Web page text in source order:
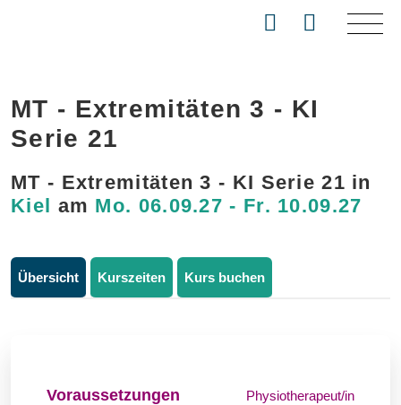
MT - Extremitäten 3 - KI
Serie 21
MT - Extremitäten 3 - KI Serie 21 in
Kiel am Mo. 06.09.27 - Fr. 10.09.27
Übersicht Kurszeiten Kurs buchen
Voraussetzungen Physiotherapeut/in